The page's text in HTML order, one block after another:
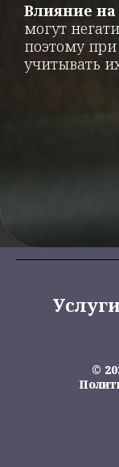
Влияние
могут
поэтому
учитывать
©